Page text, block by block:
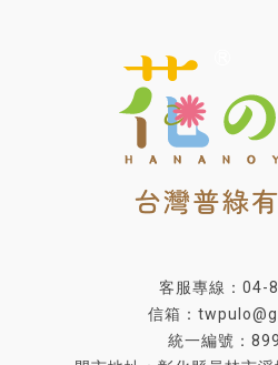
客服專線：04-
信箱：
統一編號：